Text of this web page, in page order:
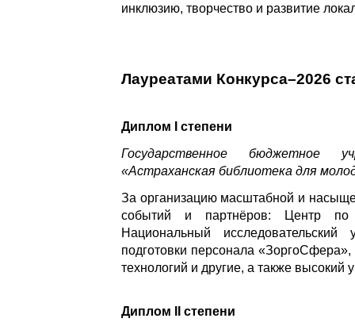
инклюзию, творчество и развитие
Лауреатами Конкурса–2026
Диплом I степени
Государственное бюджетное
«Астраханская библиотека для
За организацию масштабной и
событий и партнёров: Центр
Национальный
подготовки персонала
технологий и другие, а также
Диплом II степени